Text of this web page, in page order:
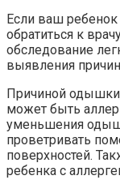
Если ваш
обратиться к
обследование
выявления
Причиной
может быть
уменьшения
проветривать
поверхностей.
ребенка с